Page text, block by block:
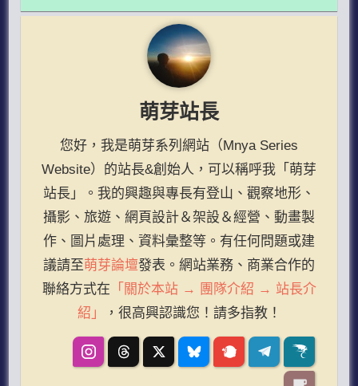
萌芽站長
您好，我是萌芽系列網站（Mnya Series
Website）的站長&創始人，可以稱呼我「萌芽
站長」。我的興趣與專長有登山、觀察地形、
攝影、旅遊、網頁設計＆架設＆經營、動畫製
作、圖片處理、資料彙整等。有任何問題或建
議請至萌芽論壇發表。網站業務、商業合作的
聯絡方式在 「關於本站 → 團隊介紹 → 站長介
紹」
，很高興認識您！請多指教！